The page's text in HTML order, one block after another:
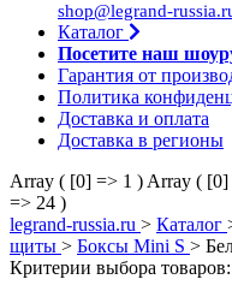
shop@legrand-
Каталог
Посетите наш
Гарантия от
Политика
Доставка и оплата
Доставка в регионы
Array ( [0] => 1 ) Array ( [0]
=> 24 )
legrand-russia.ru > Каталог
щиты > Боксы Mini S >
Критерии выбора товаров: